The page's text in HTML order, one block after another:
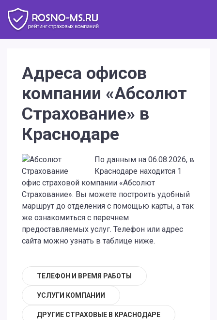
Адреса офисов
компании «Абсолют
Страхование» в
Краснодаре
По данным на 06.08.2026, в
Краснодаре находится 1
офис страховой компании «Абсолют
Страхование». Вы можете построить удобный
маршрут до отделения с помощью карты, а так
же ознакомиться с перечнем
предоставляемых услуг. Телефон или адрес
сайта можно узнать в таблице ниже.
ТЕЛЕФОН И ВРЕМЯ РАБОТЫ
УСЛУГИ КОМПАНИИ
ДРУГИЕ СТРАХОВЫЕ В КРАСНОДАРЕ